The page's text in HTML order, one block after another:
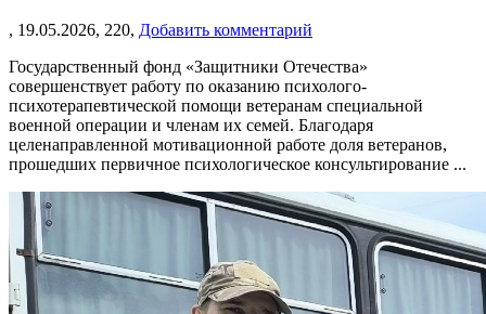
, 19.05.2026, 220, Добавить комментарий
Государственный фонд «Защитники Отечества»
совершенствует работу по оказанию психолого-
психотерапевтической помощи ветеранам специальной
военной операции и членам их семей. Благодаря
целенаправленной мотивационной работе доля ветеранов,
прошедших первичное психологическое консультирование ...